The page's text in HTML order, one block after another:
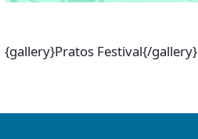
{gallery}Pratos Festival{/gallery}